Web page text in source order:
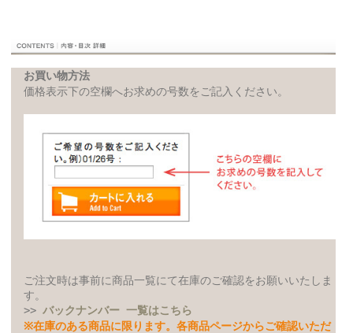
お買い物方法
価格表示下の空欄へお求めの号数をご記入ください。
ご注文時は事前に商品一覧にて在庫のご確認をお願いいたしま
す。
>>バックナンバー 一覧はこちら
※在庫のある商品に限ります。各商品ページからご確認いただ